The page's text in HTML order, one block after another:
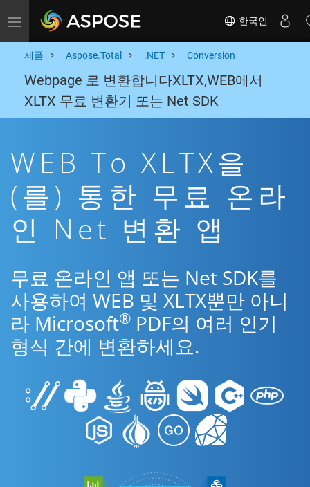
Toggle navigation 한국인
제품 Aspose.Total .NET Conversion
Webpage 로 변환합니다XLTX,WEB에서
XLTX 무료 변환기 또는 Net SDK
WEB To XLTX을
(를) 통한 무료 온라
인 Net 변환 앱
무료 온라인 앱 또는 Net SDK를
사용하여 WEB 및 XLTX뿐만 아니
라 Microsoft® PDF의 여러 인기
형식 간에 변환하세요.